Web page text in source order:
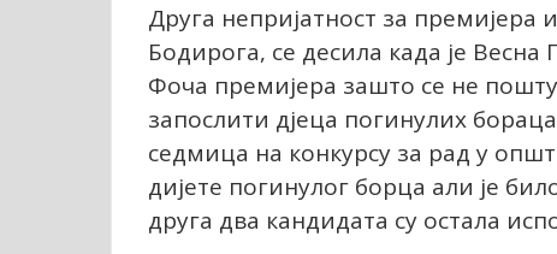
Друга непријатност за
Бодирога, се десила када је
Фоча премијера зашто се не
запослити дјеца погинулих
седмица на конкурсу за рад у
дијете погинулог борца али је
друга два кандидата су остала